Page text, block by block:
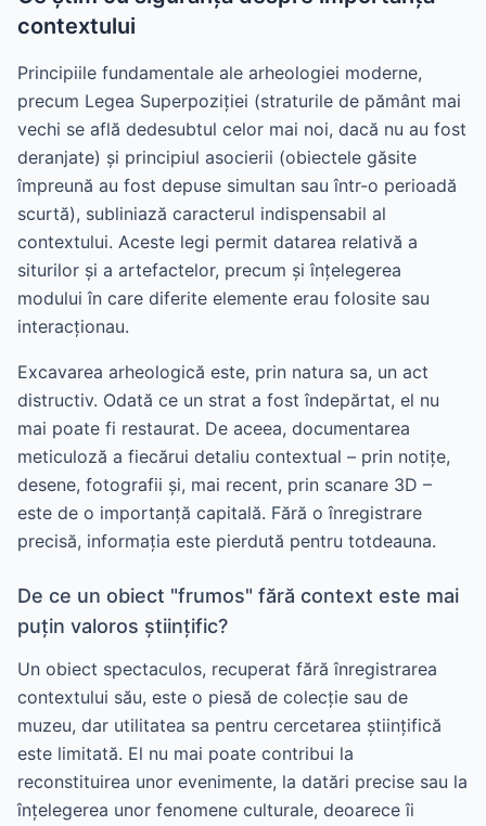
contextului
Principiile fundamentale ale arheologiei moderne,
precum Legea Superpoziției (straturile de pământ mai
vechi se află dedesubtul celor mai noi, dacă nu au fost
deranjate) și principiul asocierii (obiectele găsite
împreună au fost depuse simultan sau într-o perioadă
scurtă), subliniază caracterul indispensabil al
contextului. Aceste legi permit datarea relativă a
siturilor și a artefactelor, precum și înțelegerea
modului în care diferite elemente erau folosite sau
interacționau.
Excavarea arheologică este, prin natura sa, un act
distructiv. Odată ce un strat a fost îndepărtat, el nu
mai poate fi restaurat. De aceea, documentarea
meticuloză a fiecărui detaliu contextual – prin notițe,
desene, fotografii și, mai recent, prin scanare 3D –
este de o importanță capitală. Fără o înregistrare
precisă, informația este pierdută pentru totdeauna.
De ce un obiect "frumos" fără context este mai
puțin valoros științific?
Un obiect spectaculos, recuperat fără înregistrarea
contextului său, este o piesă de colecție sau de
muzeu, dar utilitatea sa pentru cercetarea științifică
este limitată. El nu mai poate contribui la
reconstituirea unor evenimente, la datări precise sau la
înțelegerea unor fenomene culturale, deoarece îi